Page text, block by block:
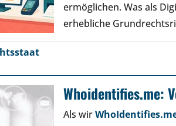
ermöglichen. Was als
erhebliche
Whoidentifies.me:
Als wir